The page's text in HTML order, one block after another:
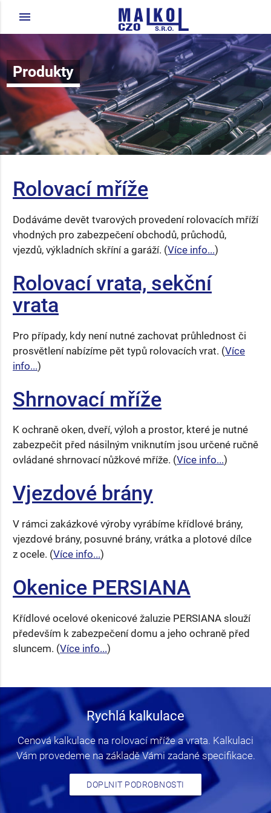
menu
Produkty
Rolovací mříže
Dodáváme devět tvarových provedení rolovacích mříží
vhodných pro zabezpečení obchodů, průchodů,
vjezdů, výkladních skříní a garáží. (Více info...)
Rolovací vrata, sekční
vrata
Pro případy, kdy není nutné zachovat průhlednost či
prosvětlení nabízíme pět typů rolovacích vrat. (Více
info...)
Shrnovací mříže
K ochraně oken, dveří, výloh a prostor, které je nutné
zabezpečit před násilným vniknutím jsou určené ručně
ovládané shrnovací nůžkové mříže. (Více info...)
Vjezdové brány
V rámci zakázkové výroby vyrábíme křídlové brány,
vjezdové brány, posuvné brány, vrátka a plotové dílce
z ocele. (Více info...)
Okenice PERSIANA
Křídlové ocelové okenicové žaluzie PERSIANA slouží
především k zabezpečení domu a jeho ochraně před
sluncem. (Více info...)
Rychlá kalkulace
Cenová kalkulace na rolovací mříže a vrata. Kalkulaci
Vám provedeme na základě Vámi zadané specifikace.
DOPLNIT PODROBNOSTI